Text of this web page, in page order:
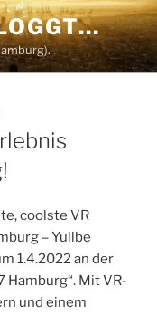
coolste VR
– Yullbe
1.4.2022 an der
Hamburg“. Mit VR-
und einem